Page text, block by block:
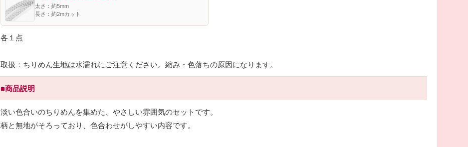
太さ：約5mm
長さ：約2mカット
各１点
取扱：ちりめん生地は水濡れにご注意ください。縮み・色落ちの原因になります。
■商品説明
淡い色合いのちりめんを集めた、やさしい雰囲気のセットです。
柄と無地がそろっており、色合わせがしやすい内容です。